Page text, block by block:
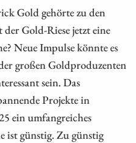
Gold gehörte zu den
Gold-Riese jetzt eine
Neue Impulse könnte es
großen Goldproduzenten
sein. Das
Projekte in
ein umfangreiches
ist günstig. Zu günstig